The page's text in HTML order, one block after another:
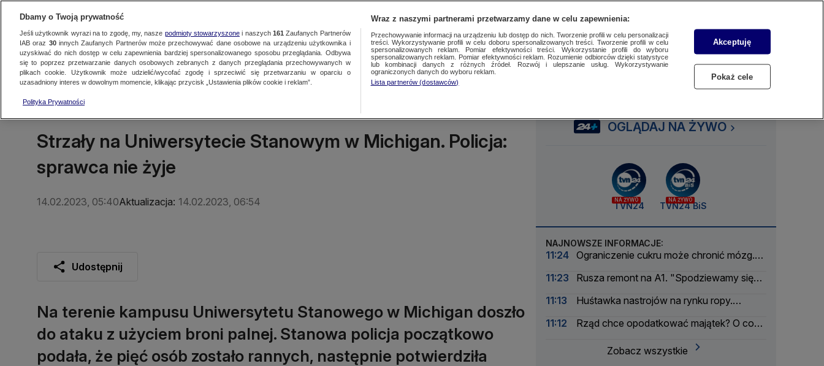
SUBSKRYBUJ
SzukajZaloguj się
Oglądaj TVN24NajnowszeFaktyŚwiat PolskaRegionalne Więcej CzytajSłuchaj
Strzały na Uniwersytecie Stanowym w Michigan. Policja:
sprawca nie żyje
14.02.2023, 05:40Aktualizacja: 14.02.2023, 06:54
Udostępnij
Na terenie kampusu Uniwersytetu Stanowego w Michigan doszło
do ataku z użyciem broni palnej. Stanowa policja początkowo
podała, że pięć osób zostało rannych, następnie potwierdziła
OGLĄDAJ NA ŻYWO
NA ŻYWO
TVN24
NA ŻYWO
TVN24 BiS
NAJNOWSZE INFORMACJE:
11:24 Ograniczenie cukru może chronić mózg.
11:23
Rusza remont na A1. "Spodziewamy się
11:13
Huśtawka nastrojów na rynku ropy.
11:12
Rząd chce opodatkować majątek? O co
Zobacz wszystkie
Dbamy o Twoją prywatność
Jeśli użytkownik wyrazi na to zgodę, my, nasze podmioty stowarzyszonei naszych 161 Zaufanych Partnerów
IAB oraz 30innych Zaufanych Partnerów może przechowywać dane osobowe na urządzeniu użytkownika i
uzyskiwać do nich dostęp w celu zapewnienia bardziej spersonalizowanego sposobu przeglądania. Odbywa
się to poprzez przetwarzanie danych osobowych zebranych z danych przeglądania przechowywanych w
plikach cookie. Użytkownik może udzielić/wycofać zgodę i sprzeciwić się przetwarzaniu w oparciu o
uzasadniony interes w dowolnym momencie, klikając przycisk „Ustawienia plików cookie i reklam”.
Polityka Prywatności
Wraz z naszymi partnerami przetwarzamy dane w celu zapewnienia:
Przechowywanie informacji na urządzeniu lub dostęp do nich. Tworzenie profili w celu personalizacji
treści. Wykorzystywanie profili w celu doboru spersonalizowanych treści. Tworzenie profili w celu
spersonalizowanych reklam. Pomiar efektywności treści. Wykorzystanie profili do wyboru
spersonalizowanych reklam. Pomiar efektywności reklam. Rozumienie odbiorców dzięki statystyce
lub kombinacji danych z różnych źródeł. Rozwój i ulepszanie usług. Wykorzystywanie
ograniczonych danych do wyboru reklam.
Lista partnerów (dostawców)
Akceptuję
Pokaż cele